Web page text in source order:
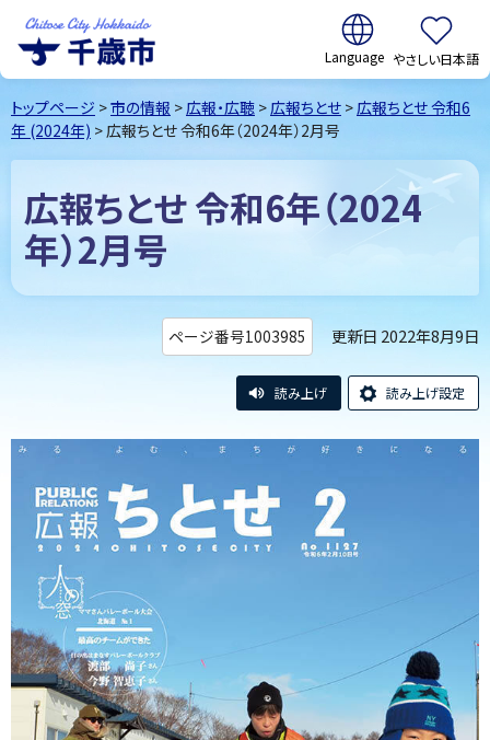
千歳市Chitose
City Hokkaido
翻訳:
やさしい日本語
トップページ >市の情報 >広報・広聴 >広報ちとせ >広報ちとせ 令和6
年 (2024年) > 広報ちとせ 令和6年（2024年）2月号
広報ちとせ 令和6年（2024
年）2月号
ページ番号1003985 更新日 2022年8月9日
読み上げ 読み上げ設定